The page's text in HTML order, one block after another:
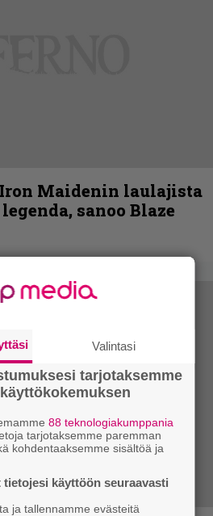
Iron Maidenin laulajista
sanoo Blaze
Valintasi
tarjotaksemme
88 teknologiakumppania
tarjotaksemme paremman
kohdentaaksemme sisältöä ja
käyttöön seuraavasti
ja tallennamme evästeitä